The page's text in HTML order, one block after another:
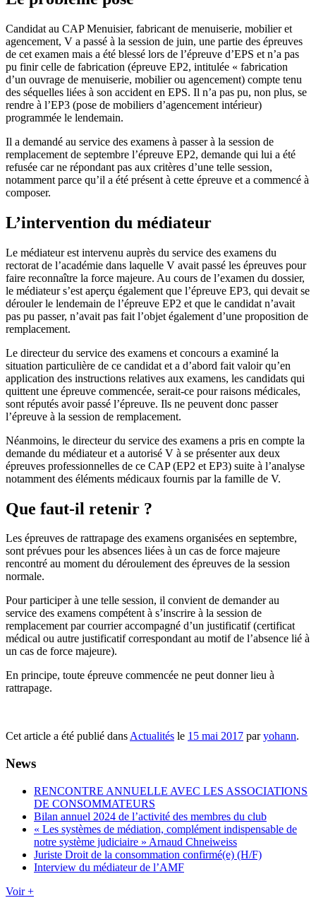
Candidat au CAP Menuisier, fabricant de menuiserie, mobilier et
agencement, V a passé à la session de juin, une partie des épreuves
de cet examen mais a été blessé lors de l’épreuve d’EPS et n’a pas
pu finir celle de fabrication (épreuve EP2, intitulée « fabrication
d’un ouvrage de menuiserie, mobilier ou agencement) compte tenu
des séquelles liées à son accident en EPS. Il n’a pas pu, non plus, se
rendre à l’EP3 (pose de mobiliers d’agencement intérieur)
programmée le lendemain.
Il a demandé au service des examens à passer à la session de
remplacement de septembre l’épreuve EP2, demande qui lui a été
refusée car ne répondant pas aux critères d’une telle session,
notamment parce qu’il a été présent à cette épreuve et a commencé à
composer.
L’intervention du médiateur
Le médiateur est intervenu auprès du service des examens du
rectorat de l’académie dans laquelle V avait passé les épreuves pour
faire reconnaître la force majeure. Au cours de l’examen du dossier,
le médiateur s’est aperçu également que l’épreuve EP3, qui devait se
dérouler le lendemain de l’épreuve EP2 et que le candidat n’avait
pas pu passer, n’avait pas fait l’objet également d’une proposition de
remplacement.
Le directeur du service des examens et concours a examiné la
situation particulière de ce candidat et a d’abord fait valoir qu’en
application des instructions relatives aux examens, les candidats qui
quittent une épreuve commencée, serait-ce pour raisons médicales,
sont réputés avoir passé l’épreuve. Ils ne peuvent donc passer
l’épreuve à la session de remplacement.
Néanmoins, le directeur du service des examens a pris en compte la
demande du médiateur et a autorisé V à se présenter aux deux
épreuves professionnelles de ce CAP (EP2 et EP3) suite à l’analyse
notamment des éléments médicaux fournis par la famille de V.
Que faut-il retenir ?
Les épreuves de rattrapage des examens organisées en septembre,
sont prévues pourles absences liées à un cas de force majeure
rencontré au moment du déroulement des épreuves de la session
normale.
Pour participer à une telle session, il convient de demander au
service des examens compétent à s’inscrire à la session de
remplacement par courrier accompagné d’un justificatif (certificat
médical ou autre justificatif correspondant au motif de l’absence lié à
un cas de force majeure).
En principe, toute épreuve commencée ne peut donner lieu à
rattrapage.
Cet article a été publié dansActualités le 15 mai 2017 paryohann.
News
RENCONTRE ANNUELLE AVEC LES ASSOCIATIONS
DE CONSOMMATEURS
Bilan annuel 2024 de l’activité des membres du club
« Les systèmes de médiation, complément indispensable de
notre système judiciaire » Arnaud Chneiweiss
Juriste Droit de la consommation confirmé(e) (H/F)
Interview du médiateur de l’AMF
Voir +